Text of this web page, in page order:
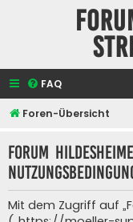
FAQ
Foren-Übersicht
Forum
Mit dem Zugriff auf